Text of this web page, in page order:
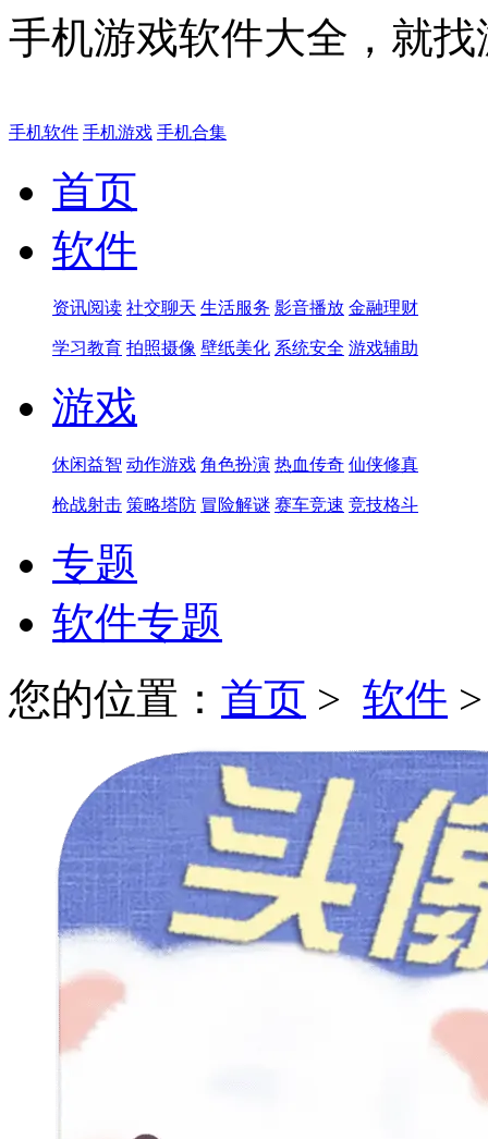
手机游戏软件大全，就
手机软件 手机游戏 手机合集
首页
软件
资讯阅读 社交聊天 生活服务 影音播放 金融理财
学习教育 拍照摄像 壁纸美化 系统安全 游戏辅助
游戏
休闲益智 动作游戏 角色扮演 热血传奇 仙侠修真
枪战射击 策略塔防 冒险解谜 赛车竞速 竞技格斗
专题
软件专题
您的位置： 首页 > 软件